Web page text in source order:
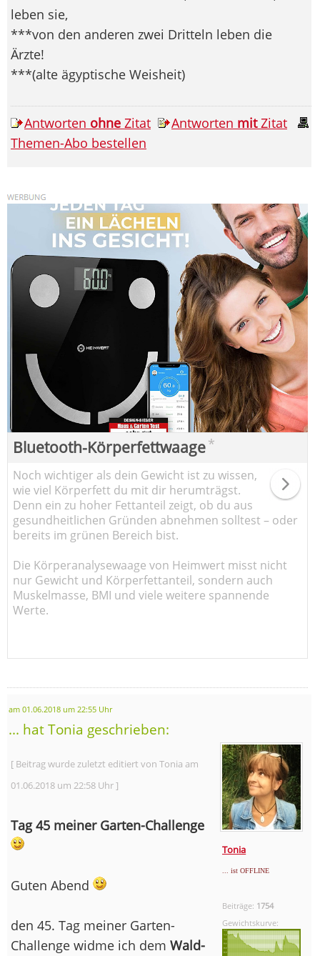
leben sie,
***von den anderen zwei Dritteln leben die
Ärzte!
***(alte ägyptische Weisheit)
Antworten ohne Zitat Antworten mitZitat
Themen-Abo bestellen
Bluetooth-Körperfettwaage*
Noch wichtiger als dein Gewicht ist zu wissen,
wie viel Körperfett du mit dir herumträgst.
Denn ein zu hoher Fettanteil zeigt, ob du aus
gesundheitlichen Gründen abnehmen solltest – oder
bereits im grünen Bereich bist.
Die Körperanalysewaage von Heimwert misst nicht
nur Gewicht und Körperfettanteil, sondern auch
Muskelmasse, BMI und viele weitere spannende
Werte.
am 01.06.2018 um 22:55 Uhr
... hat Tonia geschrieben:
Tonia
... ist OFFLINE
Beiträge: 1754
Gewichtskurve:
[ Beitrag wurde zuletzt editiert von Tonia am
01.06.2018 um 22:58 Uhr ]
Tag 45 meiner Garten-Challenge
Guten Abend
den 45. Tag meiner Garten-
Challenge widme ich dem Wald-